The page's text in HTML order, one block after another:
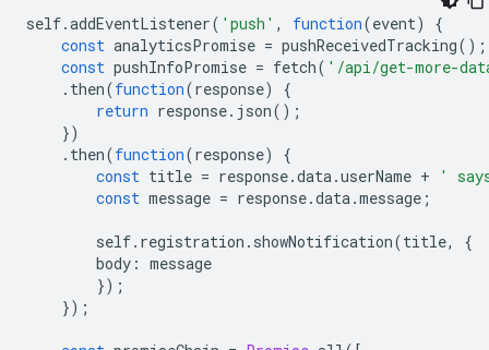
self.addEventListener( 'push' , function(event)
{
const analyticsPromise = pushReceivedTracking();
const pushInfoPromise = fetch( '/api/get-more-
. then(function(response)
{
return response. json();
})
. then(function(response)
{
const title = response.data.userName +
'
const message = response.data.message ;
self. registration . showNotification(title,
{
body : message
});
});